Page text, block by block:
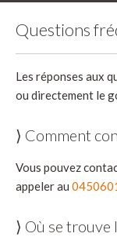
Questions
Les réponses aux
ou directement le
⟩ Comment
Vous pouvez
appeler au
⟩ Où se trouve